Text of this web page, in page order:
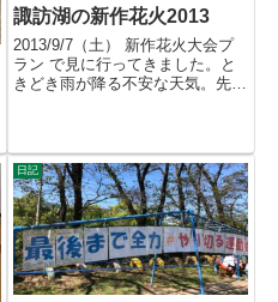
諏訪湖の新作花火2013
2013/9/7（土） 新作花火大会プ
ラン で見に行ってきました。と
きどき雨が降る不安な天気。先日
日記